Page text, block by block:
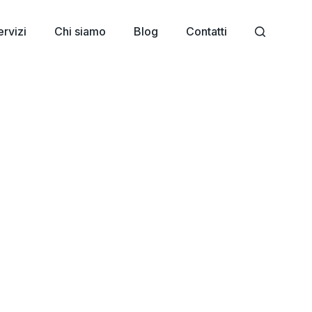
Chi siamo Blog Contatti